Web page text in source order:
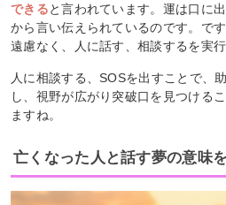
できると言われています。運は口に
から言い伝えられているのです。で
遠慮なく、人に話す、相談するを実行
人に相談する、SOSを出すことで、
し、視野が広がり突破口を見つける
ますね。
亡くなった人と話す夢の意味